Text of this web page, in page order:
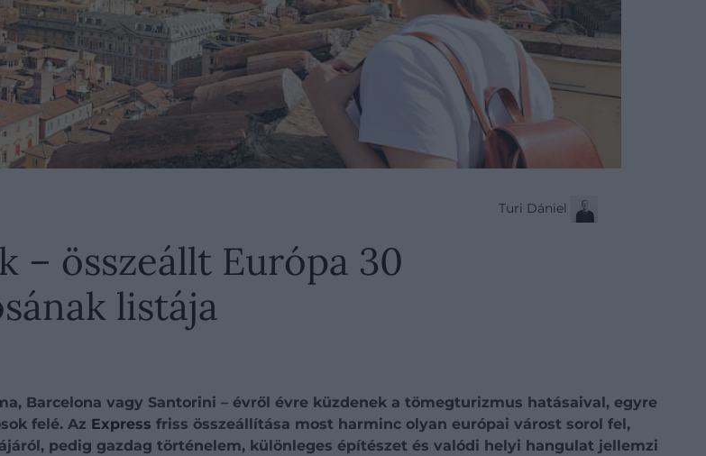
Turi Dániel
– összeállt Európa 30
listája
Barcelona vagy Santorini – évről évre küzdenek a tömegturizmus hatásaival, egyre
felé. Az Express friss összeállítása most harminc olyan európai várost sorol fel,
pedig gazdag történelem, különleges építészet és valódi helyi hangulat jellemzi